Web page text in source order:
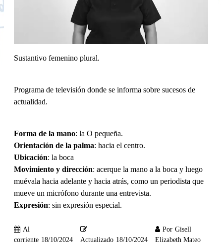
Sustantivo femenino plural.
Programa de televisión donde se informa sobre sucesos de
actualidad.
Forma de la mano: la O pequeña.
Orientación de la palma: hacia el centro.
Ubicación: la boca
Movimiento y dirección: acerque la mano a la boca y luego
muévala hacia adelante y hacia atrás, como un periodista que
mueve un micrófono durante una entrevista.
Expresión: sin expresión especial.
Al
corriente 18/10/2024 Actualizado 18/10/2024
Por Gisell
Elizabeth Mateo